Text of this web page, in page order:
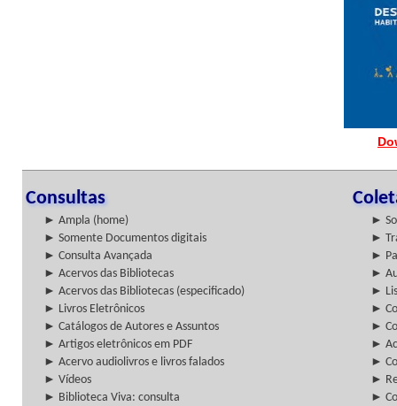
Consultas
► Ampla (home)
►
► Somente Documentos digitais
►
► Consulta Avançada
►
► Acervos das Bibliotecas
►
► Acervos das Bibliotecas (especificado)
►
► Livros Eletrônicos
►
► Catálogos de Autores e Assuntos
►
► Artigos eletrônicos em PDF
►
► Acervo audiolivros e livros falados
►
► Vídeos
►
► Biblioteca Viva: consulta
►